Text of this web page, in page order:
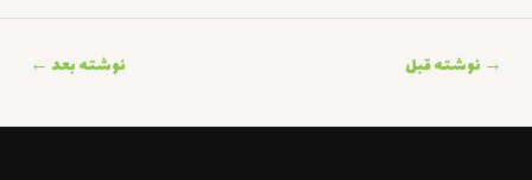
→ نوشته قبل نوشته بعد ←